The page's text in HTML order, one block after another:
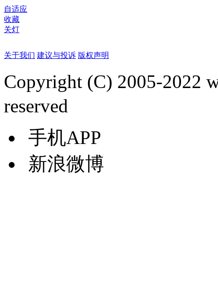
自适应
收藏
关灯
关于我们 建议与投诉 版权声明
Copyright (C) 2005-2022
reserved
手机APP
新浪微博